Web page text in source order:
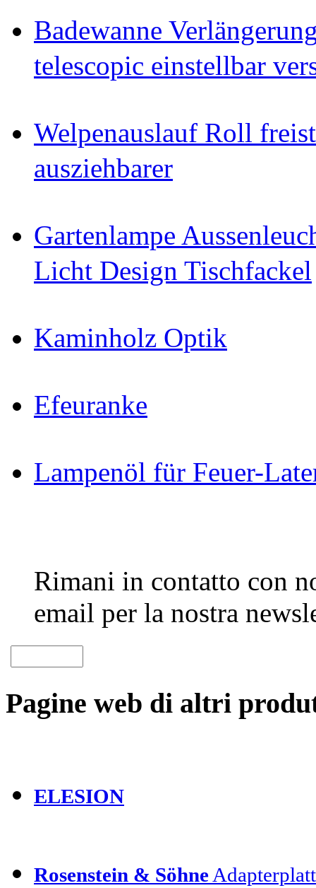
Badewanne
telescopic einstellbar
Welpenauslauf Roll
ausziehbarer
Gartenlampe
Licht Design Tischfackel
Kaminholz Optik
Efeuranke
Lampenöl für Feuer-
Rimani in contatto con
email per la nostra
Pagine web di altri
ELESION
Rosenstein & Söhne